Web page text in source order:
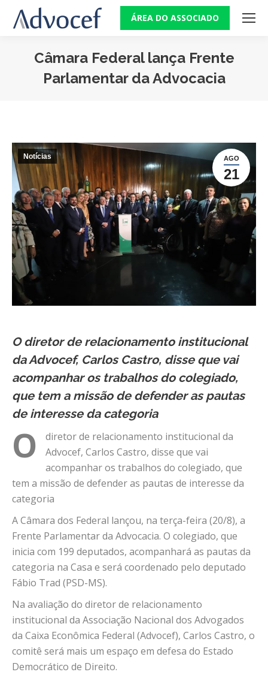
ÁREA DO ASSOCIADO
Câmara Federal lança Frente
Parlamentar da Advocacia
AGO
21
Notícias
O diretor de relacionamento institucional
da Advocef, Carlos Castro, disse que vai
acompanhar os trabalhos do colegiado,
que tem a missão de defender as pautas
de interesse da categoria
O
diretor de relacionamento institucional da
Advocef, Carlos Castro, disse que vai
acompanhar os trabalhos do colegiado, que
tem a missão de defender as pautas de interesse da
categoria
A Câmara dos Federal lançou, na terça-feira (20/8), a
Frente Parlamentar da Advocacia. O colegiado, que
inicia com 199 deputados, acompanhará as pautas da
categoria na Casa e será coordenado pelo deputado
Fábio Trad (PSD-MS).
Na avaliação do diretor de relacionamento
institucional da Associação Nacional dos Advogados
da Caixa Econômica Federal (Advocef), Carlos Castro, o
comitê será mais um espaço em defesa do Estado
Democrático de Direito.